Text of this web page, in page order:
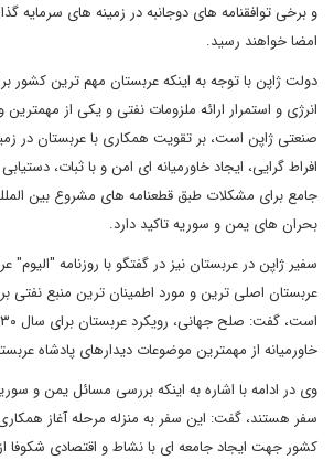
و برخی توافقنامه های دوجانبه در زمینه های سرمایه
امضا خواهند رسید.
دولت ژاپن با توجه به اینکه عربستان مهم ترین کشور
انرژی و استمرار ارائه ملزومات نفتی و یکی از مهمترین
صنعتی ژاپن است، بر تقویت همکاری با عربستان در
افراط گرایی، ایجاد خاورمیانه ای امن و با ثبات،
جامع برای مشکلات طبق قطعنامه های مشروع بین
بحران های یمن و سوریه تاکید دارد.
سفیر ژاپن در عربستان نیز در گفتگو با روزنامه "الیوم"
عربستان اصلی ترین و مورد اطمینان ترین منبع نفتی
خاورمیانه از مهمترین موضوعات دیدارهای پادشاه
وی در ادامه با اشاره به اینکه بررسی مسائل یمن و
سفر هستند، گفت: این سفر به منزله مرحله آغاز
کشور جهت ایجاد جامعه ای با نشاط و اقتصادی شکوفا